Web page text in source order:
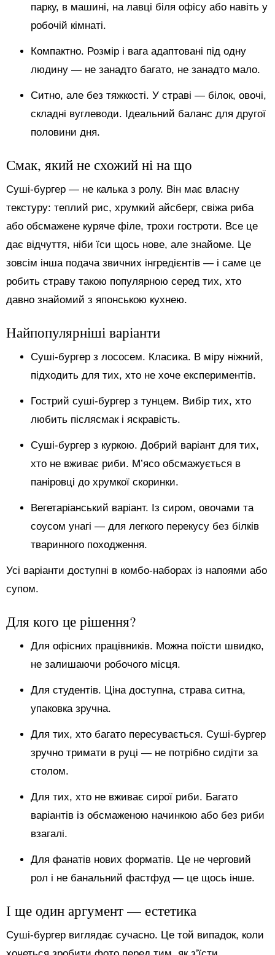
парку, в машині, на лавці біля офісу або навіть у
робочій кімнаті.
Компактно. Розмір і вага адаптовані під одну
людину — не занадто багато, не занадто мало.
Ситно, але без тяжкості. У страві — білок, овочі,
складні вуглеводи. Ідеальний баланс для другої
половини дня.
Смак, який не схожий ні на що
Суші-бургер — не калька з ролу. Він має власну
текстуру: теплий рис, хрумкий айсберг, свіжа риба
або обсмажене куряче філе, трохи гостроти. Все це
дає відчуття, ніби їси щось нове, але знайоме. Це
зовсім інша подача звичних інгредієнтів — і саме це
робить страву такою популярною серед тих, хто
давно знайомий з японською кухнею.
Найпопулярніші варіанти
Суші-бургер з лососем. Класика. В міру ніжний,
підходить для тих, хто не хоче експериментів.
Гострий суші-бургер з тунцем. Вибір тих, хто
любить післясмак і яскравість.
Суші-бургер з куркою. Добрий варіант для тих,
хто не вживає риби. М’ясо обсмажується в
паніровці до хрумкої скоринки.
Вегетаріанський варіант. Із сиром, овочами та
соусом унагі — для легкого перекусу без білків
тваринного походження.
Усі варіанти доступні в комбо-наборах із напоями або
супом.
Для кого це рішення?
Для офісних працівників. Можна поїсти швидко,
не залишаючи робочого місця.
Для студентів. Ціна доступна, страва ситна,
упаковка зручна.
Для тих, хто багато пересувається. Суші-бургер
зручно тримати в руці — не потрібно сидіти за
столом.
Для тих, хто не вживає сирої риби. Багато
варіантів із обсмаженою начинкою або без риби
взагалі.
Для фанатів нових форматів. Це не черговий
рол і не банальний фастфуд — це щось інше.
І ще один аргумент — естетика
Суші-бургер виглядає сучасно. Це той випадок, коли